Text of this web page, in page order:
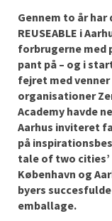
Gennem to år
REUSEABLE i
forbrugerne med
pant på – og i
fejret med
organisationer
Academy havde
Aarhus inviteret
på
tale of two
København og
byers
emballage.